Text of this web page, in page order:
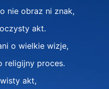
nie obraz ni znak,
akt.
o wielkie wizje,
religijny proces.
akt,